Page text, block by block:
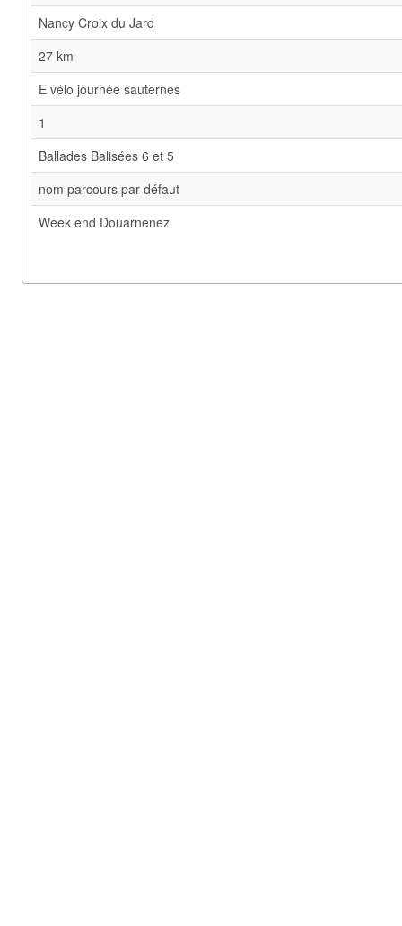
Nancy Croix du Jard
27 km
E vélo journée sauternes
1
Ballades Balisées 6 et 5
nom parcours par défaut
Week end Douarnenez